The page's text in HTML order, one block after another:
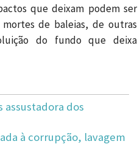
que deixam podem ser
de baleias, de outras
do fundo que deixa
assustadora dos
à corrupção, lavagem